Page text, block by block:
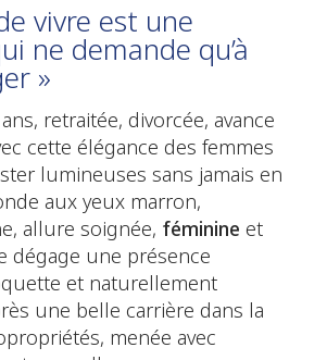
vivre est une
ne demande qu’à
»
retraitée, divorcée, avance
cette élégance des femmes
lumineuses sans jamais en
aux yeux marron,
allure soignée, féminine et
dégage une présence
et naturellement
une belle carrière dans la
menée avec